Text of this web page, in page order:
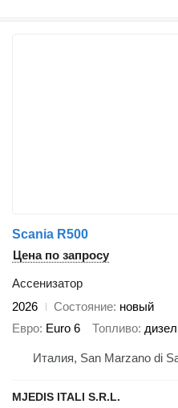
Scania R500
Цена по запросу
Ассенизатор
2026
Состояние новый
Евро Euro 6 Топливо
Италия, San Marzano di
MJEDIS ITALI S.R.L.